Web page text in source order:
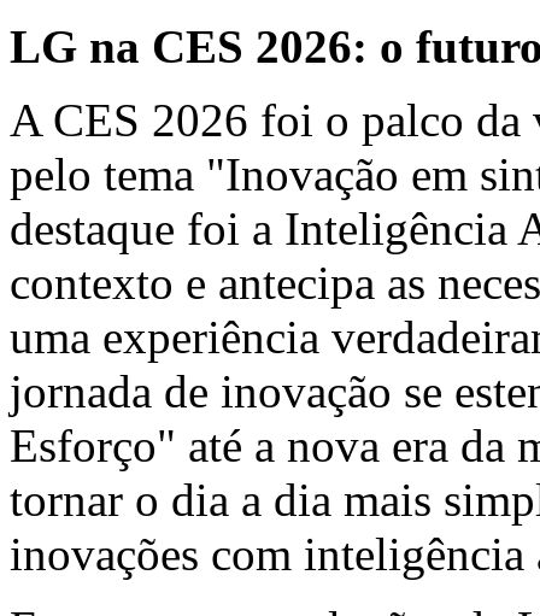
LG na CES 2026: o
A CES 2026 foi o palco
pelo tema "Inovação em
destaque foi a Inteligência
contexto e antecipa as
uma experiência
jornada de inovação se
Esforço" até a nova era da
tornar o dia a dia mais
inovações com